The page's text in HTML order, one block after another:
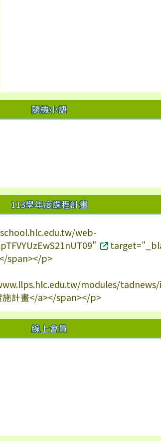
隨機小語
113學年度課程計畫
web-
span></p>
modules/
計畫</a></span></p>
線上會員